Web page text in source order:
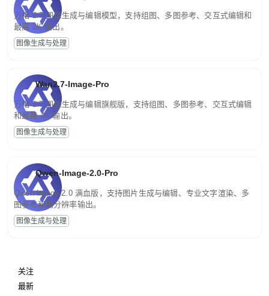
万相 2.7 图像生成与编辑模型，支持组图、多图参考、交互式编辑和
最高 2K 输出。
图像生成与处理
Wan2.7-Image-Pro
万相 2.7 图像生成与编辑旗舰版，支持组图、多图参考、交互式编辑
和最高 4K 输出。
图像生成与处理
Qwen-Image-2.0-Pro
Qwen-Image-2.0 满血版，支持图片生成与编辑、专业文字渲染、多
图参考和高分辨率输出。
图像生成与处理
关注
最新